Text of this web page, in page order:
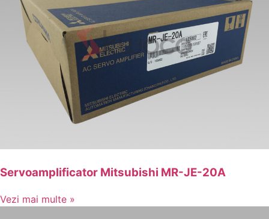
Servoamplificator Mitsubishi MR-JE-20A
Vezi mai multe »